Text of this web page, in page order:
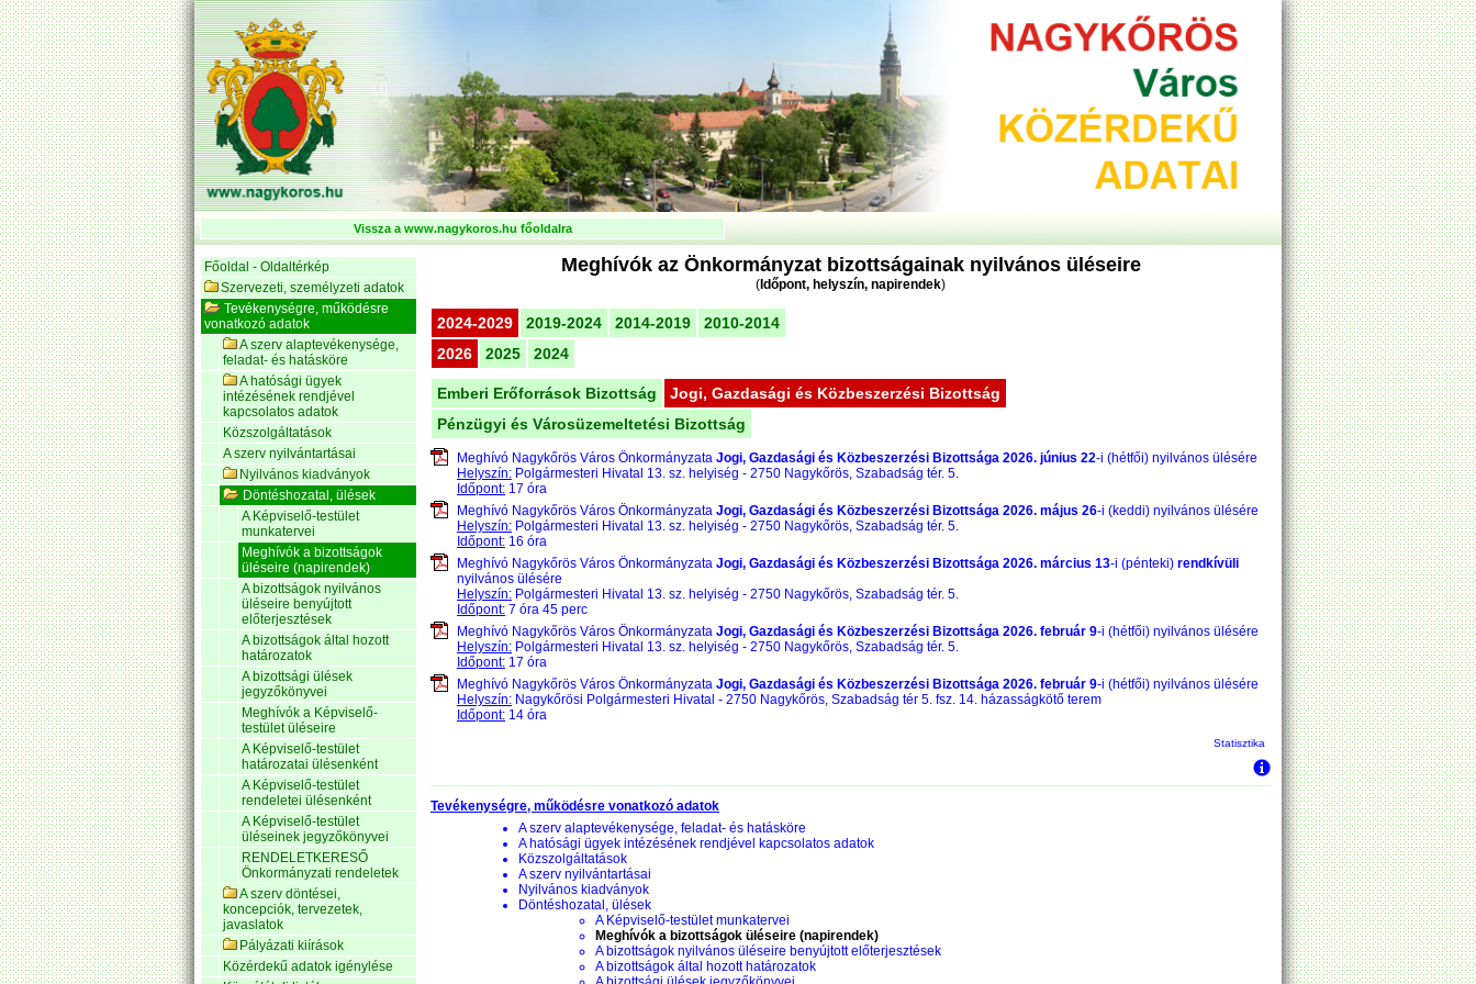
Vissza a www.nagykoros.hu főoldalra
Főoldal - Oldaltérkép
Szervezeti, személyzeti adatok
Tevékenységre, működésre
vonatkozó adatok
A szerv alaptevékenysége,
feladat- és hatásköre
A hatósági ügyek
intézésének rendjével
kapcsolatos adatok
Közszolgáltatások
A szerv nyilvántartásai
Nyilvános kiadványok
Döntéshozatal, ülések
A Képviselő-testület
munkatervei
Meghívók a bizottságok
üléseire (napirendek)
A bizottságok nyilvános
üléseire benyújtott
előterjesztések
A bizottságok által hozott
határozatok
A bizottsági ülések
jegyzőkönyvei
Meghívók a Képviselő-
testület üléseire
A Képviselő-testület
határozatai ülésenként
A Képviselő-testület
rendeletei ülésenként
A Képviselő-testület
üléseinek jegyzőkönyvei
RENDELETKERESŐ
Önkormányzati rendeletek
A szerv döntései,
koncepciók, tervezetek,
javaslatok
Pályázati kiírások
Közérdekű adatok igénylése
Meghívók az Önkormányzat bizottságainak nyilvános üléseire
( Időpont, helyszín, napirendek)
2024-2029 2019-2024 2014-2019
2010-2014
2026
2025 2024
Emberi Erőforrások Bizottság
Jogi, Gazdasági és Közbeszerzési Bizottság
Pénzügyi és Városüzemeltetési Bizottság
Meghívó Nagykőrös Város Önkormányzata Jogi, Gazdasági és Közbeszerzési Bizottsága 2026. június 22-i (hétfői) nyilvános ülésére
Helyszín: Polgármesteri Hivatal 13. sz. helyiség - 2750 Nagykőrös, Szabadság tér. 5.
Időpont: 17 óra
Meghívó Nagykőrös Város Önkormányzata Jogi, Gazdasági és Közbeszerzési Bizottsága 2026. május 26-i (keddi) nyilvános ülésére
Helyszín: Polgármesteri Hivatal 13. sz. helyiség - 2750 Nagykőrös, Szabadság tér. 5.
Időpont: 16 óra
Meghívó Nagykőrös Város Önkormányzata Jogi, Gazdasági és Közbeszerzési Bizottsága 2026. március 13-i (pénteki) rendkívüli
nyilvános ülésére
Helyszín: Polgármesteri Hivatal 13. sz. helyiség - 2750 Nagykőrös, Szabadság tér. 5.
Időpont: 7 óra 45 perc
Meghívó Nagykőrös Város Önkormányzata Jogi, Gazdasági és Közbeszerzési Bizottsága 2026. február 9-i (hétfői) nyilvános ülésére
Helyszín: Polgármesteri Hivatal 13. sz. helyiség - 2750 Nagykőrös, Szabadság tér. 5.
Időpont: 17 óra
Meghívó Nagykőrös Város Önkormányzata Jogi, Gazdasági és Közbeszerzési Bizottsága 2026. február 9-i (hétfői) nyilvános ülésére
Helyszín: Nagykőrösi Polgármesteri Hivatal - 2750 Nagykőrös, Szabadság tér 5. fsz. 14. házasságkötő terem
Időpont: 14 óra
Statisztika
Tevékenységre, működésre vonatkozó adatok
A szerv alaptevékenysége, feladat- és hatásköre
A hatósági ügyek intézésének rendjével kapcsolatos adatok
Közszolgáltatások
A szerv nyilvántartásai
Nyilvános kiadványok
Döntéshozatal, ülések
A Képviselő-testület munkatervei
Meghívók a bizottságok üléseire (napirendek)
A bizottságok nyilvános üléseire benyújtott előterjesztések
A bizottságok által hozott határozatok